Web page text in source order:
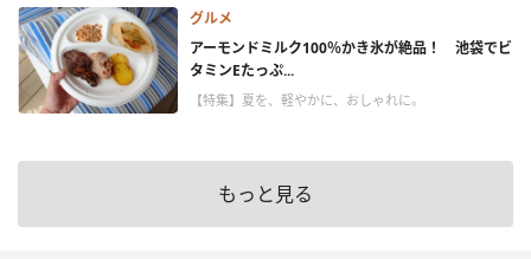
グルメ
アーモンドミルク100％かき氷が絶品！ 池袋でビ
タミンEたっぷ...
【特集】夏を、軽やかに、おしゃれに。
もっと見る